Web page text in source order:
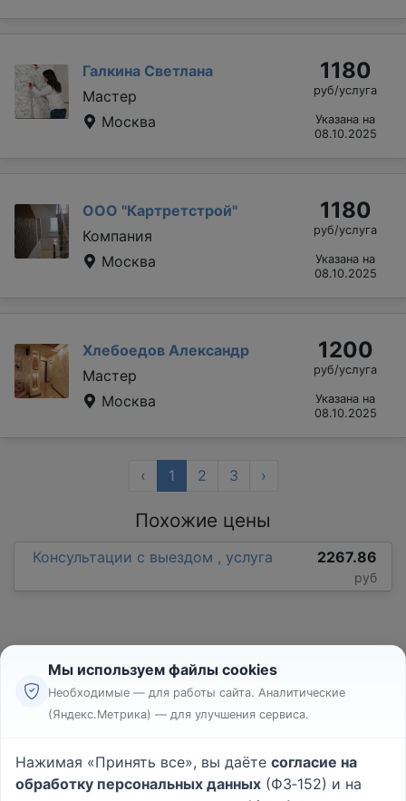
Галкина Светлана
Мастер
Москва
1180
руб/услуга
Указана на
08.10.2025
ООО "Картретстрой"
Компания
Москва
1180
руб/услуга
Указана на
08.10.2025
Хлебоедов Александр
Мастер
Москва
1200
руб/услуга
Указана на
08.10.2025
‹ 1 2 3 ›
Похожие цены
Консультации с выездом , услуга 2267.86
руб
Реклама
Пользовательское соглашение
Политика конфиденциальности
Мы используем файлы cookies
Необходимые — для работы сайта. Аналитические
(Яндекс.Метрика) — для улучшения сервиса.
Нажимая «Принять все», вы даёте согласие на
обработку персональных данных (ФЗ‑152) и на